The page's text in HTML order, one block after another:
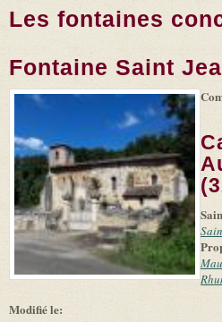
Les fontaines
Fontaine Saint
Leaflet (link
|
Tiles
(link is
external)
©
Microsoft
and
suppliers
Modifié le: